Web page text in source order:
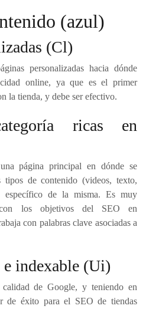
(azul)
(Cl)
personalizadas hacia dónde
online, ya que es el primer
la tienda, y debe ser efectivo.
ricas en
página principal en dónde se
tipos de contenido (videos, texto,
específico de la misma. Es muy
los objetivos del SEO en
con palabras clave asociadas a
indexable (Ui)
de Google, y teniendo en
de éxito para el SEO de tiendas